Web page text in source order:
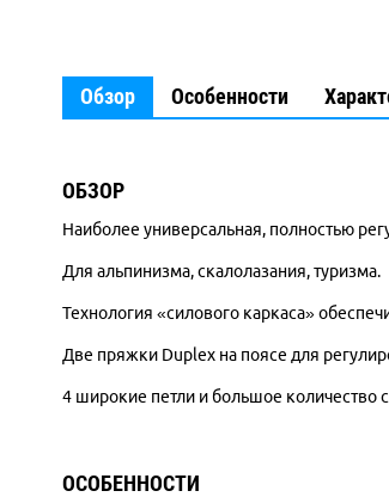
Обзор Особенности
ОБЗОР
Наиболее универсальная, полностью
Для альпинизма, скалолазания, туризма.
Технология «силового каркаса»
Две пряжки Duplex на поясе для
4 широкие петли и большое количество
ОСОБЕННОСТИ